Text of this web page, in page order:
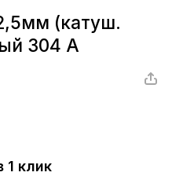
(катуш.
304 А
1 клик